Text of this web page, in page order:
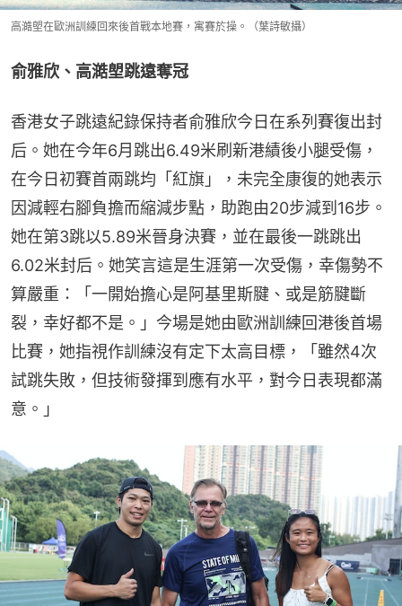
高澔塱在歐洲訓練回來後首戰本地賽，寓賽於操。（葉詩敏攝）
俞雅欣、高澔塱跳遠奪冠
香港女子跳遠紀錄保持者俞雅欣今日在系列賽復出封
后。她在今年6月跳出6.49米刷新港績後小腿受傷，
在今日初賽首兩跳均「紅旗」，未完全康復的她表示
因減輕右腳負擔而縮減步點，助跑由20步減到16步。
她在第3跳以5.89米晉身決賽，並在最後一跳跳出
6.02米封后。她笑言這是生涯第一次受傷，幸傷勢不
算嚴重：「一開始擔心是阿基里斯腱、或是筋腱斷
裂，幸好都不是。」今場是她由歐洲訓練回港後首場
比賽，她指視作訓練沒有定下太高目標，「雖然4次
試跳失敗，但技術發揮到應有水平，對今日表現都滿
意。」